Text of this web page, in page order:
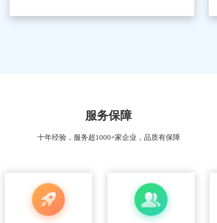
服务保障
十年经验，服务超1000+家企业，品质有保障